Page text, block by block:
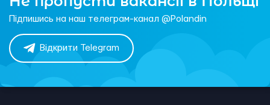
Підпишись на наш телеграм-канал @Polandin
Відкрити Telegram